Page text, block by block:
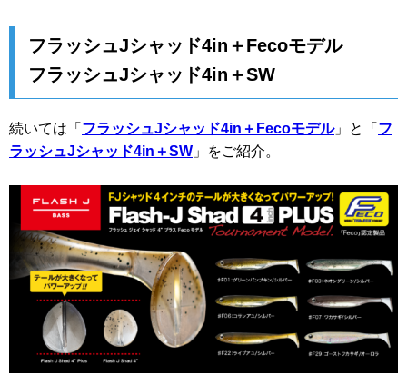
フラッシュJシャッド4in＋Fecoモデル
フラッシュJシャッド4in＋SW
続いては「 フラッシュJシャッド4in＋Fecoモデル」と「 フ
ラッシュJシャッド4in＋SW 」をご紹介。